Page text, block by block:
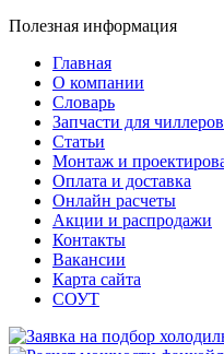
Полезная информация
Главная
О компании
Словарь
Запчасти для
Статьи
Монтаж и
Оплата и доставка
Онлайн расчеты
Акции и распродажи
Контакты
Вакансии
Карта сайта
СОУТ